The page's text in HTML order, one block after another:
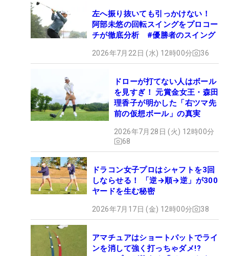
左へ振り抜いても引っかけない！
阿部未悠の回転スイングをプロコー
チが徹底分析 #優勝者のスイング
2026年7月22日 (水) 12時00分 36
ドローが打てない人はボール
を見すぎ！ 元賞金女王・森田
理香子が明かした「右ツマ先
前の仮想ボール」の真実
2026年7月28日 (火) 12時00分
68
ドラコン女子プロはシャフトを3回
しならせる！ 「逆→順→逆」が300
ヤードを生む秘密
2026年7月17日 (金) 12時00分 38
アマチュアはショートパットでライ
ンを消して強く打っちゃダメ!?